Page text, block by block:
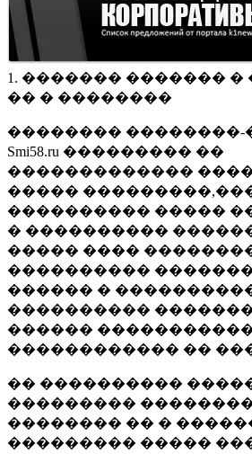
1. ������� �������
�� � ��������
�������� ��������-
Smi58.ru ��������� ��
�������������
�����
���������� �����
� ����������
����� ����
����������
������ �
����������
������
������������ ��
�� ����������
���������
�������� �� �
��������� �����